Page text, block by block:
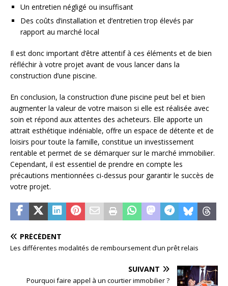
Un entretien négligé ou insuffisant
Des coûts d’installation et d’entretien trop élevés par
rapport au marché local
Il est donc important d’être attentif à ces éléments et de bien
réfléchir à votre projet avant de vous lancer dans la
construction d’une piscine.
En conclusion, la construction d’une piscine peut bel et bien
augmenter la valeur de votre maison si elle est réalisée avec
soin et répond aux attentes des acheteurs. Elle apporte un
attrait esthétique indéniable, offre un espace de détente et de
loisirs pour toute la famille, constitue un investissement
rentable et permet de se démarquer sur le marché immobilier.
Cependant, il est essentiel de prendre en compte les
précautions mentionnées ci-dessus pour garantir le succès de
votre projet.
PRÉCÉDENT
Les différentes modalités de remboursement d’un prêt relais
SUIVANT
Pourquoi faire appel à un courtier immobilier ?